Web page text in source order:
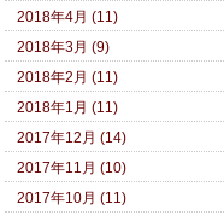
2018年4月 (11)
2018年3月 (9)
2018年2月 (11)
2018年1月 (11)
2017年12月 (14)
2017年11月 (10)
2017年10月 (11)